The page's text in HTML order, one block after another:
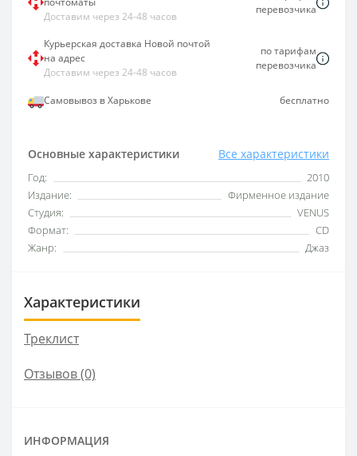
Основные характеристики Все характеристики
Год:
2010
Издание:
Фирменное издание
Студия:
VENUS
Формат:
CD
Жанр:
Джаз
Доставим через 24-48 часов
перевозчика
Курьерская доставка Новой почтой
на адрес
Доставим через 24-48 часов
по тарифам
перевозчика
Самовывоз в Харькове бесплатно
Характеристики
Треклист
Отзывов (0)
ИНФОРМАЦИЯ